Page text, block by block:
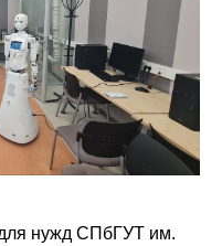
нужд СПбГУТ им.